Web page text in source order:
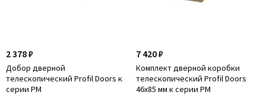
2 378 ₽
Добор дверной
телескопический Profil Doors к
серии PM
7 420 ₽
Комплект дверной коробки
телескопический Profil Doors
46x85 мм к серии PM